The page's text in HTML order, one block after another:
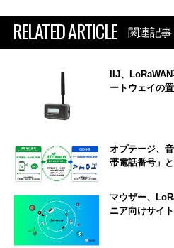
RELATED ARTICLE 関連記事
IIJ、
ートウェイの
オプテージ、
帯電話番号」
マウザー、
ニア向けサイ